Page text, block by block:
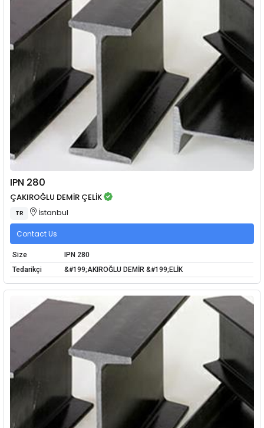
IPN 280
ÇAKIROĞLU DEMİR ÇELİK
TR İstanbul
Contact Us
Size
IPN 280
Tedarikçi
&#199;AKIROĞLU DEMİR &#199;ELİK